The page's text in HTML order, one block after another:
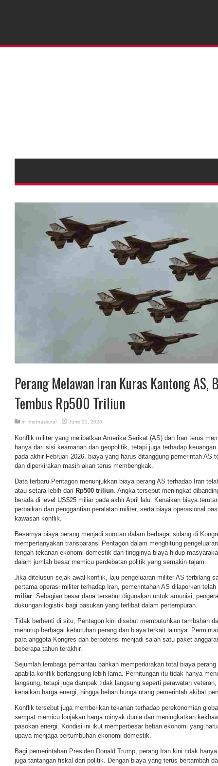
Perang Melawan Iran Kuras Kantong
Tembus Rp500 Triliun
in Internasional June 21, 2026
Konflik militer yang melibatkan Amerika Serikat (AS) dan Iran terus
hanya dari sisi keamanan dan geopolitik, tetapi juga terhadap
pada akhir Februari 2026, biaya yang harus ditanggung pemerintah AS
dan diperkirakan masih akan terus membengkak.
Data terbaru Pentagon menunjukkan biaya perang AS terhadap Iran
atau setara lebih dari Rp500 triliun. Angka tersebut meningkat
berada di level US$25 miliar pada akhir April lalu. Kenaikan biaya
perbaikan dan penggantian peralatan militer, serta biaya operasional
kawasan konflik.
Besarnya biaya perang menjadi sorotan dalam berbagai sidang di
mempertanyakan transparansi Pentagon dalam menghitung
tengah tekanan ekonomi domestik dan tingginya biaya hidup
dalam jumlah besar memicu perdebatan politik yang semakin tajam.
Jika ditelusuri sejak awal konflik, laju pengeluaran militer AS terbilang
pertama operasi militer terhadap Iran, pemerintahan AS dilaporkan
miliar. Sebagian besar dana tersebut digunakan untuk amunisi,
dukungan logistik bagi pasukan yang terlibat dalam pertempuran.
Tidak berhenti di situ, Pentagon kini disebut membutuhkan tambahan
menutup berbagai kebutuhan perang dan biaya terkait lainnya.
para anggota Kongres dan berpotensi menjadi salah satu paket
beberapa tahun terakhir.
Sejumlah lembaga pemantau bahkan memperkirakan total biaya
apabila konflik berlangsung lebih lama. Perhitungan itu tidak hanya
langsung, tetapi juga dampak tidak langsung seperti perawatan
kenaikan harga energi, hingga beban bunga utang pemerintah akibat
Konflik tersebut juga memberikan tekanan terhadap perekonomian
sempat memicu lonjakan harga minyak dunia dan meningkatkan
pasokan energi. Kondisi ini ikut memperbesar beban ekonomi yang
upaya menjaga pertumbuhan ekonomi domestik.
Bagi pemerintahan Presiden Donald Trump, perang Iran kini tidak
juga tantangan fiskal dan politik. Dengan biaya yang terus bertambah